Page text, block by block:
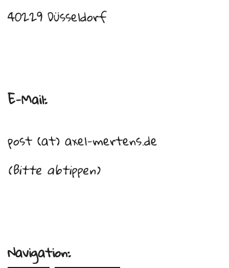
40229 Düsseldorf
E-Mail:
post (at) axel-mertens.de
(Bitte abtippen)
Navigation: